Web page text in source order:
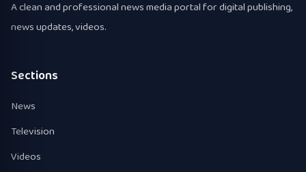
A clean and professional news media portal for digital publishing,
news updates, videos.
Sections
News
Television
Videos